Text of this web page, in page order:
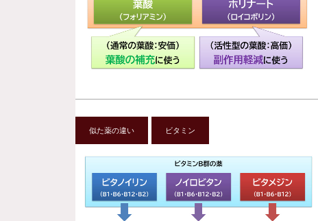
似た薬の違い ビタミン